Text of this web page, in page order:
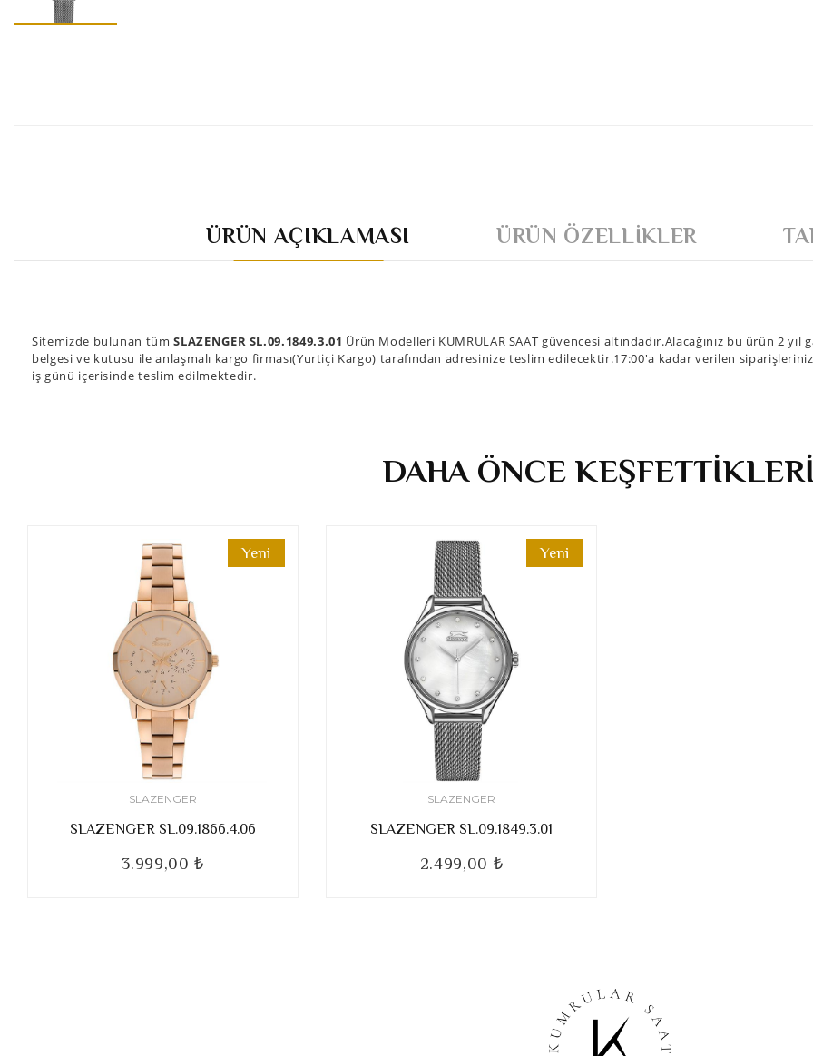
ÜRÜN AÇIKLAMASI ÜRÜN ÖZELLIKLER
Sitemizde bulunan tümSLAZENGER SL.09.1849.3.01 Ürün Modelleri KUMRULAR SAAT güvencesi altındadır.Alacağınız bu ürün 2
belgesi ve kutusu ile anlaşmalı kargo firması(Yurtiçi Kargo) tarafından adresinize teslim edilecektir.17:00'a kadar verilen
iş günü içerisinde teslim edilmektedir.
DAHA ÖNCE
Yeni
SLAZENGER
SLAZENGER SL.09.1866.4.06
3.999,00 ₺
Yeni
SLAZENGER
SLAZENGER SL.09.1849.3.01
2.499,00 ₺